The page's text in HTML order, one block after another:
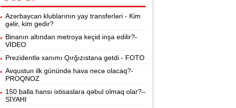
14:10
Bakı metrosunda yeni təyinatlar:
Kimlər hansı stansiyaya rəis təyin
olundu?
13:56 Maskın raketi Aya çırpılacaq -Yer üçün
təhlükə varmı?
13:40
Azərbaycanda donuzlarla bağlı
monitorinqlər keçiriləcək - AQTA
Azərbaycan klublarının yay transferləri - Kim
gəlir, kim gedir?
Binanın altından metroya keçid inşa edilir?-
VİDEO
Prezidentlə xanımı Qırğızıstana getdi - FOTO
Avqustun ilk günündə hava necə olacaq?-
PROQNOZ
150 balla hansı ixtisaslara qəbul olmaq olar?–
SİYAHI